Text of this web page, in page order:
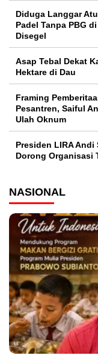
Diduga Langgar
Padel Tanpa PBG
Disegel
Asap Tebal Dekat
Hektare di Dau
Framing
Pesantren, Saiful
Ulah Oknum
Presiden LIRA
Dorong Organisasi
NASIONAL